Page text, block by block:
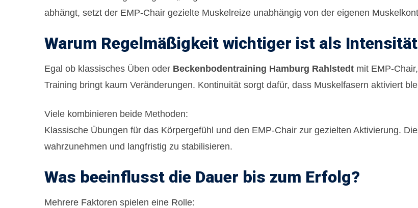
abhängt, setzt der EMP-Chair gezielte Muskelreize unabhängig von der eigenen
Warum Regelmäßigkeit wichtiger ist als Intensität
Egal ob klassisches Üben oder Beckenbodentraining Hamburg Rahlstedt mit EMP-Chair
Training bringt kaum Veränderungen. Kontinuität sorgt dafür, dass Muskelfasern aktiviert
Viele kombinieren beide Methoden:
Klassische Übungen für das Körpergefühl und den EMP-Chair zur gezielten Aktivierung.
wahrzunehmen und langfristig zu stabilisieren.
Was beeinflusst die Dauer bis zum Erfolg?
Mehrere Faktoren spielen eine Rolle: